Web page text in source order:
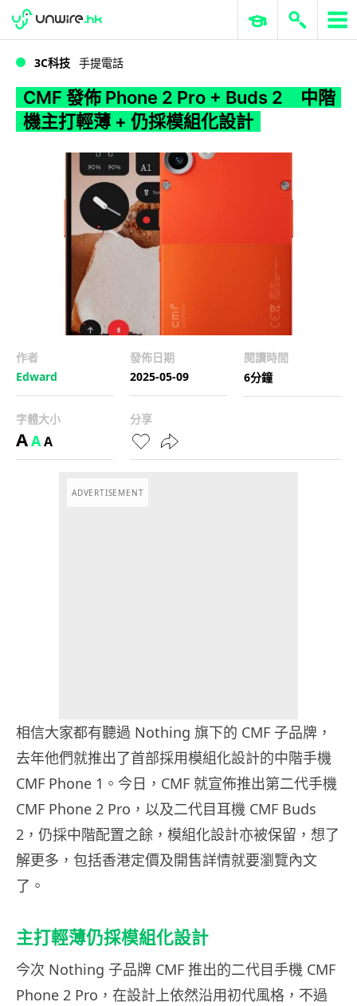
WWDC 2026 ERP 與商業 AI
3C科技 手提電話
CMF 發佈 Phone 2 Pro + Buds 2 中階
機主打輕薄 + 仍採模組化設計
作者
Edward
發佈日期
2025-05-09
閱讀時間
6分鐘
字體大小
AAA
分享
ADVERTISEMENT
相信大家都有聽過 Nothing 旗下的 CMF 子品牌，
去年他們就推出了首部採用模組化設計的中階手機
CMF Phone 1。今日，CMF 就宣佈推出第二代手機
CMF Phone 2 Pro，以及二代目耳機 CMF Buds
2，仍採中階配置之餘，模組化設計亦被保留，想了
解更多，包括香港定價及開售詳情就要瀏覽內文
了。
主打輕薄仍採模組化設計
今次 Nothing 子品牌 CMF 推出的二代目手機 CMF
Phone 2 Pro，在設計上依然沿用初代風格，不過